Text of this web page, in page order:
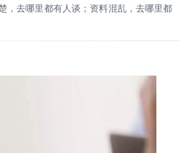
，去哪里都有人谈；资料混乱，去哪里都